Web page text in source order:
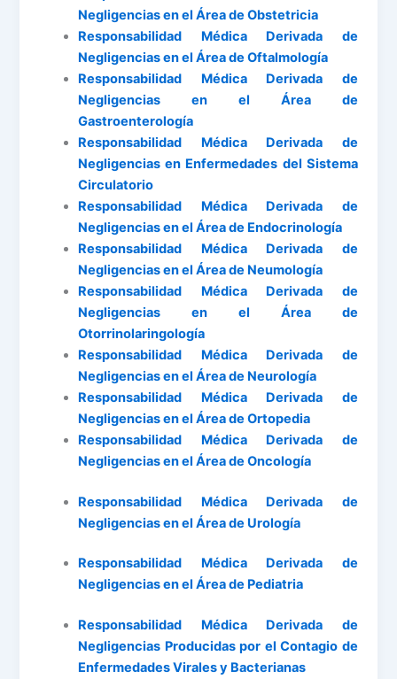
Negligencias en el Área de Obstetricia
Responsabilidad Médica Derivada de
Negligencias en el Área de Oftalmología
Responsabilidad Médica Derivada de
Negligencias en el Área de
Gastroenterología
Responsabilidad Médica Derivada de
Negligencias en Enfermedades del Sistema
Circulatorio
Responsabilidad Médica Derivada de
Negligencias en el Área de Endocrinología
Responsabilidad Médica Derivada de
Negligencias en el Área de Neumología
Responsabilidad Médica Derivada de
Negligencias en el Área de
Otorrinolaringología
Responsabilidad Médica Derivada de
Negligencias en el Área de Neurología
Responsabilidad Médica Derivada de
Negligencias en el Área de Ortopedia
Responsabilidad Médica Derivada de
Negligencias en el Área de Oncología
Responsabilidad Médica Derivada de
Negligencias en el Área de Urología
Responsabilidad Médica Derivada de
Negligencias en el Área de Pediatria
Responsabilidad Médica Derivada de
Negligencias Producidas por el Contagio de
Enfermedades Virales y Bacterianas